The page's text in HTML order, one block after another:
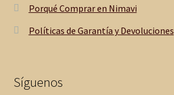
Porqué Comprar en Nimavi
Políticas de Garantía y Devoluciones
Síguenos